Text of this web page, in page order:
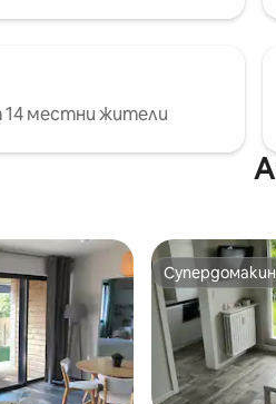
местни жители
Супердомакин
Супердомакин